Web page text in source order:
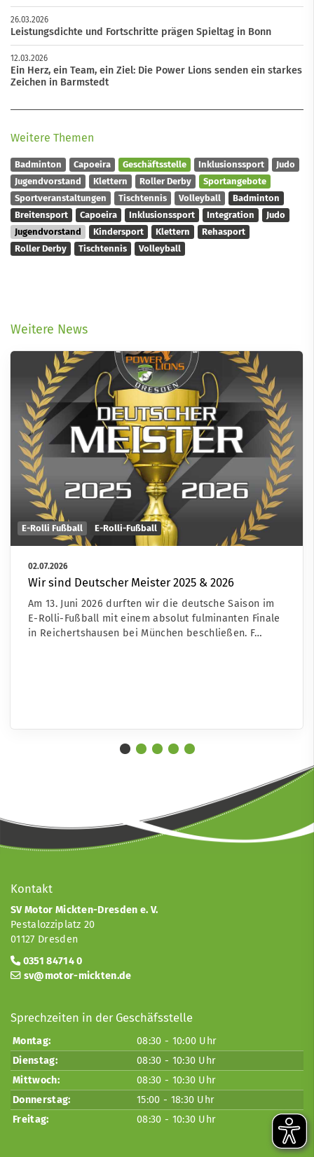
26.03.2026
Leistungsdichte und Fortschritte prägen Spieltag in Bonn
12.03.2026
Ein Herz, ein Team, ein Ziel: Die Power Lions senden ein starkes
Zeichen in Barmstedt
Weitere Themen
Badminton Capoeira Geschäftsstelle Inklusionssport
Judo
Jugendvorstand
Klettern Roller Derby
Sportangebote
Sportveranstaltungen
Tischtennis Volleyball
Badminton
Breitensport
Capoeira Inklusionssport Integration
Judo
Jugendvorstand
Kindersport Klettern
Rehasport
Roller Derby
Tischtennis Volleyball
Weitere News
E-Rolli Fußball E-Rolli-Fußball
02.07.2026
Wir sind Deutscher Meister 2025 & 2026
Am 13. Juni 2026 durften wir die deutsche Saison im
E-Rolli-Fußball mit einem absolut fulminanten Finale
in Reichertshausen bei München beschließen. F…
Kontakt
SV Motor Mickten-Dresden e. V.
Pestalozziplatz 20
01127 Dresden
0351 84714 0
sv@motor-mickten.de
Sprechzeiten in der Geschäfsstelle
Montag:
08:30 - 10:00 Uhr
Dienstag:
08:30 - 10:30 Uhr
Mittwoch:
08:30 - 10:30 Uhr
Donnerstag:
15:00 - 18:30 Uhr
Freitag:
08:30 - 10:30 Uhr